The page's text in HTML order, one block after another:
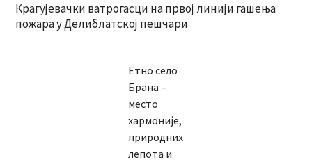
Крагујевачки ватрогасци на првој линији гашења
пожара у Делиблатској пешчари
Етно село
Брана –
место
хармоније,
природних
лепота и